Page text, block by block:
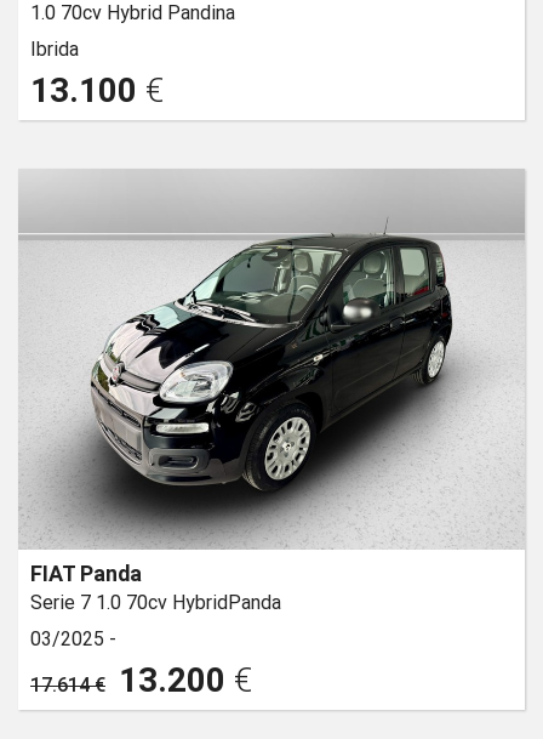
1.0 70cv Hybrid Pandina
Ibrida
13.100 €
FIAT Panda
Serie 7 1.0 70cv HybridPanda
03/2025 -
17.614 €
13.200 €